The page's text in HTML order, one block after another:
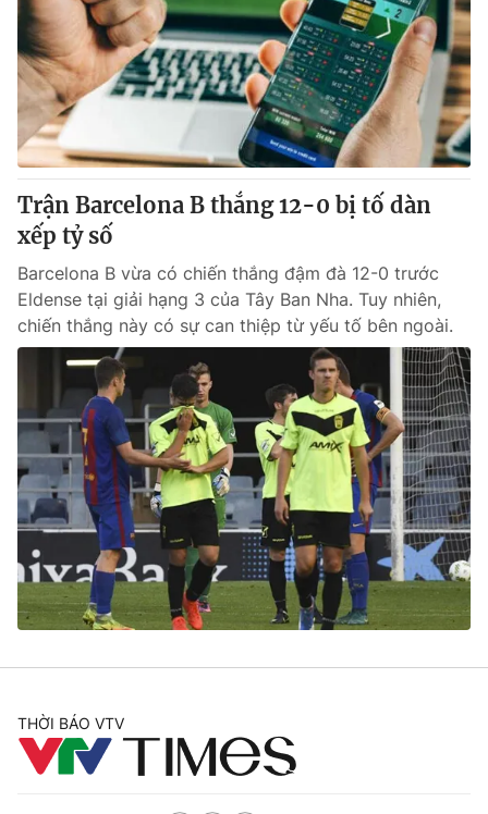
Thế giới
Tin tức
Thế giới đó đây
Câu chuyện quốc tế
Kinh tế
Tài chính
Thị trường
Góc doanh nghiệp
Dữ liệu và đời sống
Truyền hình
Phim VTV
Hậu trường
Nhân vật
Giải sao mai
Giải trí
Điện ảnh
Âm nhạc
Đời sống
Làm đẹp
Chất lượng cuộc sống
Giáo dục
Tuyển sinh
Học trực tuyến
Công nghệ
Hitech Công nghệ tương lai
Sản phẩm
Thị trường
Tư vấn
Giao lưu trực tuyến
Lịch phát sóng
Chuyên mục khác
Photo Infographic
Trận Barcelona B thắng 12-0 bị tố dàn
xếp tỷ số
Barcelona B vừa có chiến thắng đậm đà 12-0 trước
Eldense tại giải hạng 3 của Tây Ban Nha. Tuy nhiên,
chiến thắng này có sự can thiệp từ yếu tố bên ngoài.
THỜI BÁO VTV